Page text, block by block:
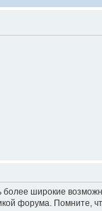
более широкие
форума. Помните,